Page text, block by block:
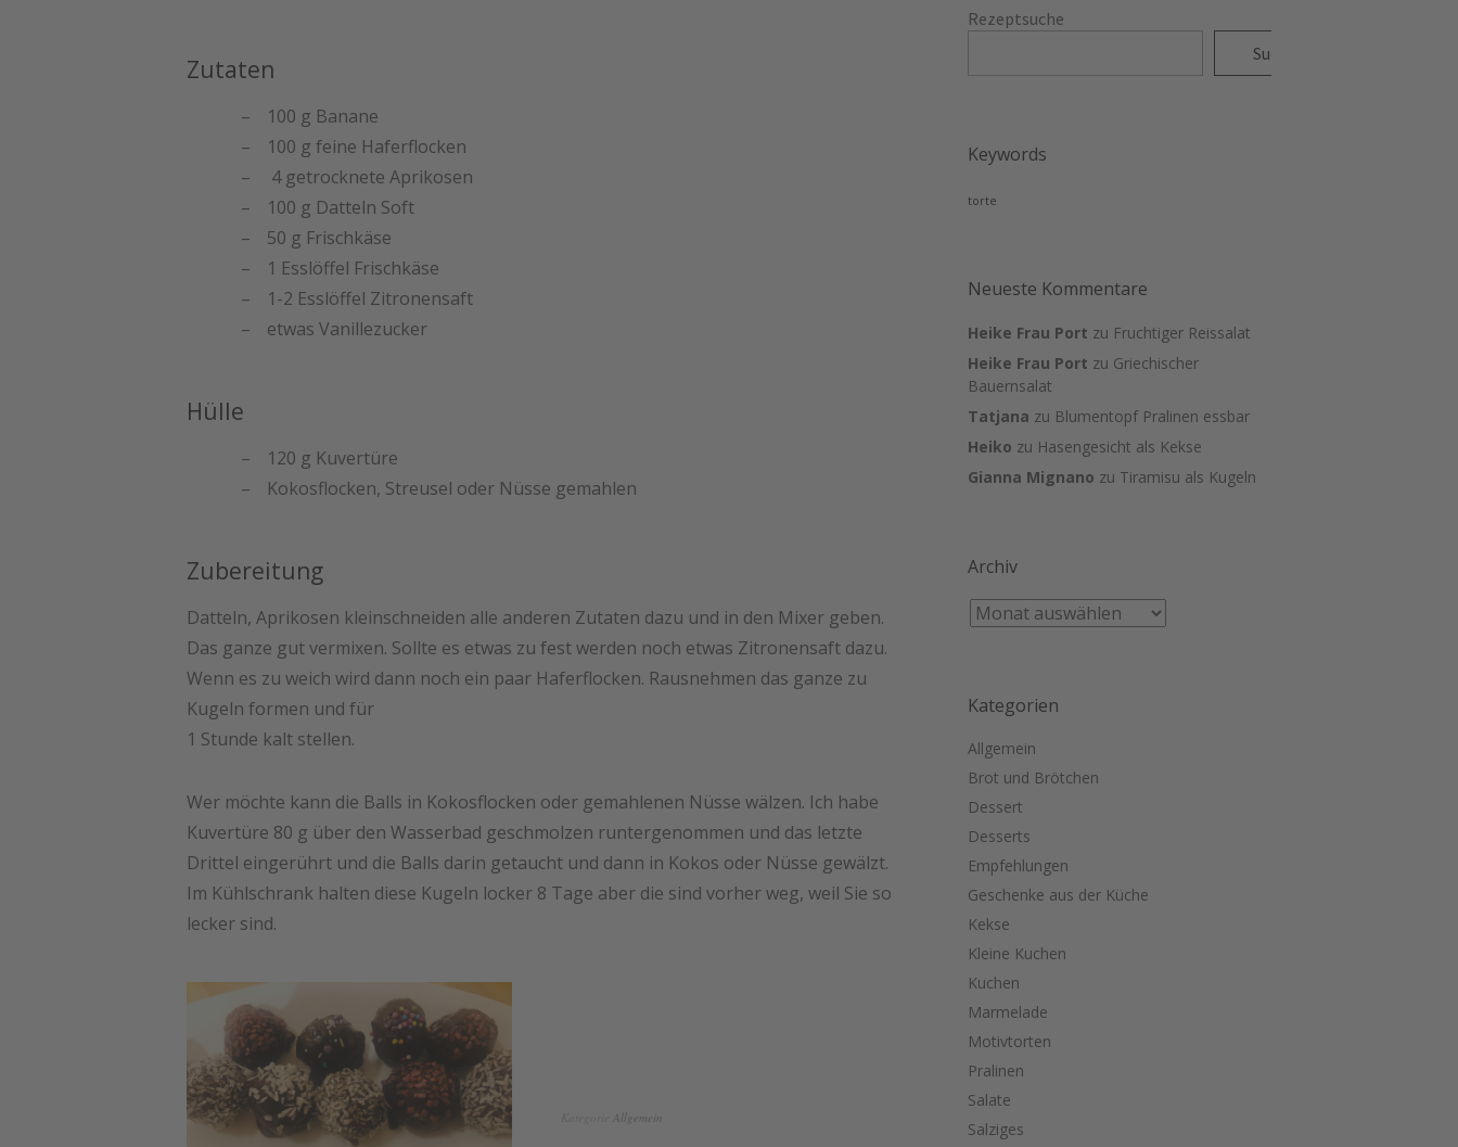
Zutaten
100 g Banane
100 g feine Haferflocken
4 getrocknete Aprikosen
100 g Datteln Soft
50 g Frischkäse
1 Esslöffel Frischkäse
1-2 Esslöffel Zitronensaft
etwas Vanillezucker
Hülle
120 g Kuvertüre
Kokosflocken, Streusel oder Nüsse gemahlen
Zubereitung
Datteln, Aprikosen kleinschneiden alle anderen Zutaten dazu und in den Mixer geben.
Das ganze gut vermixen. Sollte es etwas zu fest werden noch etwas Zitronensaft dazu.
Wenn es zu weich wird dann noch ein paar Haferflocken. Rausnehmen das ganze zu
Kugeln formen und für
1 Stunde kalt stellen.
Wer möchte kann die Balls in Kokosflocken oder gemahlenen Nüsse wälzen. Ich habe
Kuvertüre 80 g über den Wasserbad geschmolzen runtergenommen und das letzte
Drittel eingerührt und die Balls darin getaucht und dann in Kokos oder Nüsse gewälzt.
Im Kühlschrank halten diese Kugeln locker 8 Tage aber die sind vorher weg, weil Sie so
lecker sind.
Allgemein
Rezeptsuche
Suchen
Keywords
torte
Neueste Kommentare
Heike Frau Port zu Fruchtiger Reissalat
Heike Frau Port zu Griechischer
Bauernsalat
Tatjana zu Blumentopf Pralinen essbar
Heiko zu Hasengesicht als Kekse
Gianna Mignano zu Tiramisu als Kugeln
Archiv
Kategorien
Allgemein
Brot und Brötchen
Dessert
Desserts
Empfehlungen
Geschenke aus der Küche
Kekse
Kleine Kuchen
Kuchen
Marmelade
Motivtorten
Pralinen
Salate
Salziges